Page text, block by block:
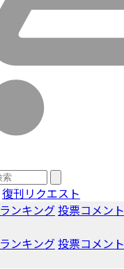
復刊リクエスト
ランキング投票コメント
ランキング投票コメント